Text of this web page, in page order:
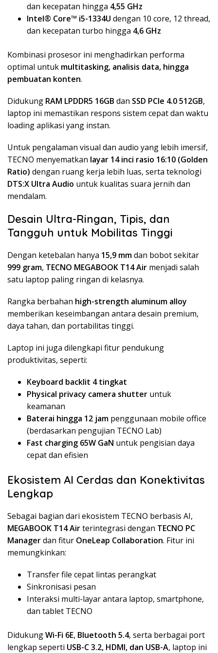
dan kecepatan hingga 4,55 GHz
Intel® Core™ i5-1334U dengan 10 core, 12 thread,
dan kecepatan turbo hingga 4,6 GHz
Kombinasi prosesor ini menghadirkan performa
optimal untuk multitasking, analisis data, hingga
pembuatan konten.
Didukung RAM LPDDR5 16GB dan SSD PCIe 4.0 512GB,
laptop ini memastikan respons sistem cepat dan waktu
loading aplikasi yang instan.
Untuk pengalaman visual dan audio yang lebih imersif,
TECNO menyematkan layar 14 inci rasio 16:10 (Golden
Ratio) dengan ruang kerja lebih luas, serta teknologi
DTS:X Ultra Audio untuk kualitas suara jernih dan
mendalam.
Desain Ultra-Ringan, Tipis, dan
Tangguh untuk Mobilitas Tinggi
Dengan ketebalan hanya 15,9 mmdan bobot sekitar
999 gram, TECNO MEGABOOK T14 Air menjadi salah
satu laptop paling ringan di kelasnya.
Rangka berbahan high-strength aluminum alloy
memberikan keseimbangan antara desain premium,
daya tahan, dan portabilitas tinggi.
Laptop ini juga dilengkapi fitur pendukung
produktivitas, seperti:
Keyboard backlit 4 tingkat
Physical privacy camera shutter untuk
keamanan
Baterai hingga 12 jam penggunaan mobile office
(berdasarkan pengujian TECNO Lab)
Fast charging 65W GaN untuk pengisian daya
cepat dan efisien
Ekosistem AI Cerdas dan Konektivitas
Lengkap
Sebagai bagian dari ekosistem TECNO berbasis AI,
MEGABOOK T14 Airterintegrasi dengan TECNO PC
Managerdan fitur OneLeap Collaboration. Fitur ini
memungkinkan:
Transfer file cepat lintas perangkat
Sinkronisasi pesan
Interaksi multi-layar antara laptop, smartphone,
dan tablet TECNO
DidukungWi-Fi 6E, Bluetooth 5.4, serta berbagai port
lengkap seperti USB-C 3.2, HDMI, dan USB-A, laptop ini